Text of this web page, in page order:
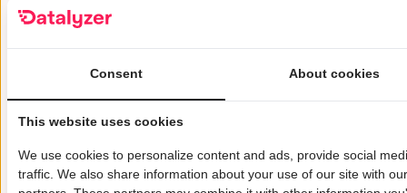
Einige Unternehmen verwenden nur den p-
Consent About cookies
This website uses cookies
We use cookies to personalize content and ads, provide social
traffic. We also share information about your use of our site with